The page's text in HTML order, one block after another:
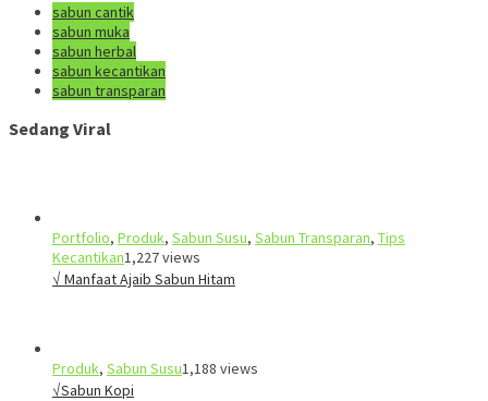
sabun cantik
sabun muka
sabun herbal
sabun kecantikan
sabun transparan
Sedang Viral
Portfolio, Produk, Sabun Susu, Sabun Transparan, Tips
Kecantikan1,227 views
√ Manfaat Ajaib Sabun Hitam
Produk, Sabun Susu1,188 views
√Sabun Kopi